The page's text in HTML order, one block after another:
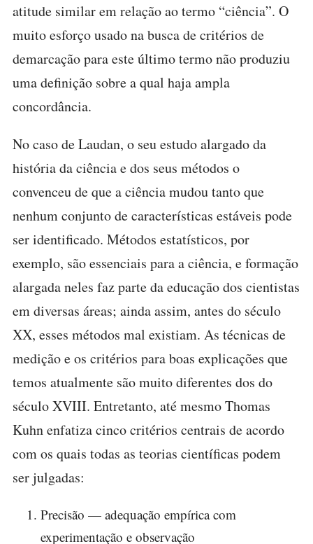
atitude similar em relação ao termo “ciência”. O
muito esforço usado na busca de critérios de
demarcação para este último termo não produziu
uma definição sobre a qual haja ampla
concordância.
No caso de Laudan, o seu estudo alargado da
história da ciência e dos seus métodos o
convenceu de que a ciência mudou tanto que
nenhum conjunto de características estáveis pode
ser identificado. Métodos estatísticos, por
exemplo, são essenciais para a ciência, e formação
alargada neles faz parte da educação dos cientistas
em diversas áreas; ainda assim, antes do século
XX, esses métodos mal existiam. As técnicas de
medição e os critérios para boas explicações que
temos atualmente são muito diferentes dos do
século XVIII. Entretanto, até mesmo Thomas
Kuhn enfatiza cinco critérios centrais de acordo
com os quais todas as teorias científicas podem
ser julgadas:
Precisão — adequação empírica com
experimentação e observação